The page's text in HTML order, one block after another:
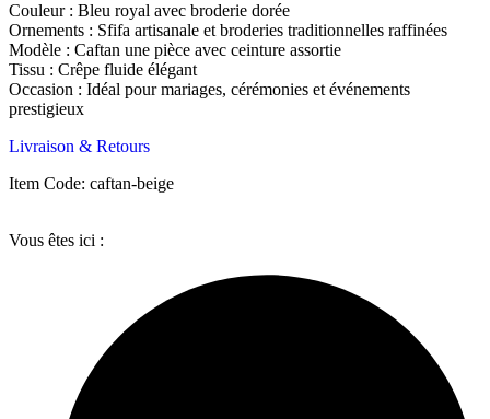
Couleur : Bleu royal avec broderie dorée
Ornements : Sfifa artisanale et broderies traditionnelles raffinées
Modèle : Caftan une pièce avec ceinture assortie
Tissu : Crêpe fluide élégant
Occasion : Idéal pour mariages, cérémonies et événements
prestigieux
Livraison & Retours
Item Code: caftan-beige
Vous êtes ici :